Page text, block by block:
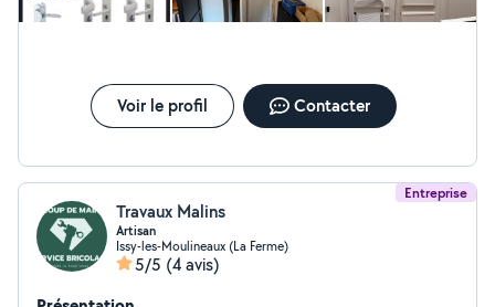
Voir le profil Contacter
Entreprise
Travaux Malins
Artisan
Issy-les-Moulineaux (La Ferme)
5/5 (4 avis)